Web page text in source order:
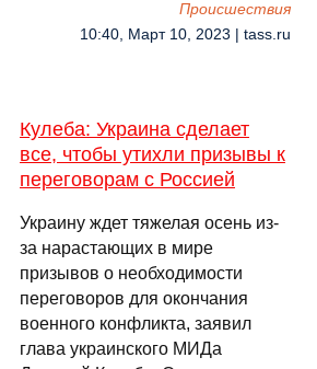
Происшествия
10:40, Март 10, 2023 | tass.ru
Кулеба: Украина сделает
все, чтобы утихли призывы к
переговорам с Россией
Украину ждет тяжелая осень из-
за нарастающих в мире
призывов о необходимости
переговоров для окончания
военного конфликта, заявил
глава украинского МИДа